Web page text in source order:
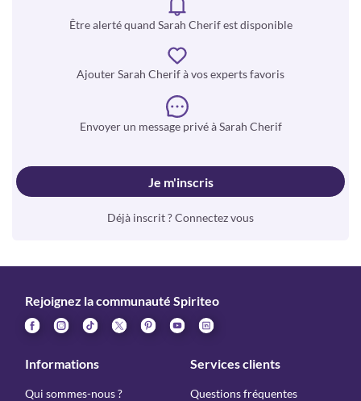
Être alerté quand Sarah Cherif est disponible
Ajouter Sarah Cherif à vos experts favoris
Envoyer un message privé à Sarah Cherif
Je m'inscris
Déjà inscrit ? Connectez vous
Rejoignez la communauté Spiriteo
Informations
Qui sommes-nous ?
Services clients
Questions fréquentes